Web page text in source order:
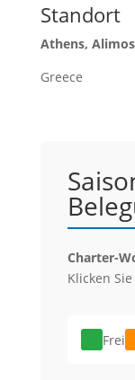
Standort
Athens,
Greece
Charter-
Klicken
Frei